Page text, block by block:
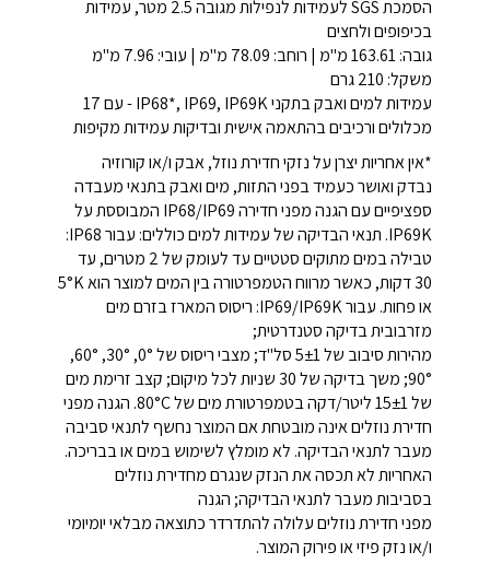
הסמכת SGS לעמידות לנפילות מגובה 2.5 מטר, עמידות
בכיפופים ולחצים
גובה: 163.61 מ"מ | רוחב: 78.09 מ"מ | עובי: 7.96 מ"מ
משקל: 210 גרם
עמידות למים ואבק בתקני IP68*, IP69, IP69K - עם 17
מכלולים ורכיבים בהתאמה אישית ובדיקות עמידות מקיפות
*אין אחריות יצרן על נזקי חדירת נוזל, אבק ו/או קורוזיה
נבדק ואושר כעמיד בפני התזות, מים ואבק בתנאי מעבדה
ספציפיים עם הגנה מפני חדירה IP68/IP69 המבוססת על
IP69K. תנאי הבדיקה של עמידות למים כוללים: עבור IP68:
טבילה במים מתוקים סטטיים עד לעומק של 2 מטרים, עד
30 דקות, כאשר מרווח הטמפרטורה בין המים למוצר הוא 5°K
או פחות. עבור IP69/IP69K: ריסוס המארז בזרם מים
מזרבובית בדיקה סטנדרטית;
מהירות סיבוב של 5±1 סל"ד; מצבי ריסוס של 0°, 30°, 60°,
90°; משך בדיקה של 30 שניות לכל מיקום; קצב זרימת מים
של 15±1 ליטר/דקה בטמפרטורת מים של 80°C. הגנה מפני
חדירת נוזלים אינה מובטחת אם המוצר נחשף לתנאי סביבה
מעבר לתנאי הבדיקה. לא מומלץ לשימוש במים או בבריכה.
האחריות לא תכסה את הנזק שנגרם מחדירת נוזלים
בסביבות מעבר לתנאי הבדיקה; הגנה
מפני חדירת נוזלים עלולה להתדרדר כתוצאה מבלאי יומיומי
ו/או נזק פיזי או פירוק המוצר.